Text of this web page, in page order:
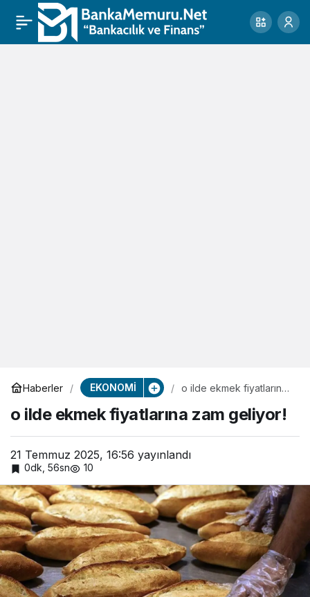
Haberler EKONOMİ
o ilde ekmek fiyatlarına
o ilde ekmek fiyatlarına zam geliyor!
21 Temmuz 2025, 16:56 yayınlandı
0dk, 56sn 10
Ekonomi Koordinasyon 0 Paylaş